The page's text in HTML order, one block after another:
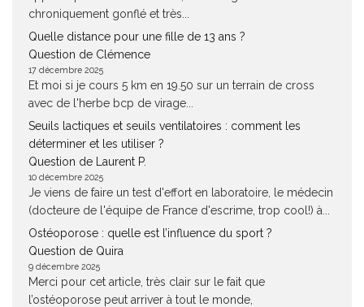
chroniquement gonflé et très...
Quelle distance pour une fille de 13 ans ?
Question de Clémence
17 décembre 2025
Et moi si je cours 5 km en 19.50 sur un terrain de cross
avec de l'herbe bcp de virage...
Seuils lactiques et seuils ventilatoires : comment les
déterminer et les utiliser ?
Question de Laurent P.
10 décembre 2025
Je viens de faire un test d'effort en laboratoire, le médecin
(docteure de l'équipe de France d'escrime, trop cool!) à...
Ostéoporose : quelle est l’influence du sport ?
Question de Quira
9 décembre 2025
Merci pour cet article, très clair sur le fait que
l’ostéoporose peut arriver à tout le monde,